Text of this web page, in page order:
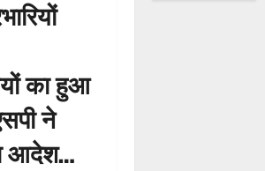
का हुआ
ने
आदेश…